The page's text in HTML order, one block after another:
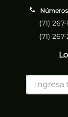
(71) 267-
(71)